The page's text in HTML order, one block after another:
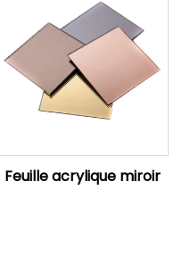
Feuille acrylique miroir